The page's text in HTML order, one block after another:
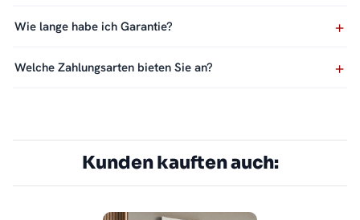
Wie lange habe ich Garantie?
Welche Zahlungsarten bieten Sie an?
Kunden kauften auch: